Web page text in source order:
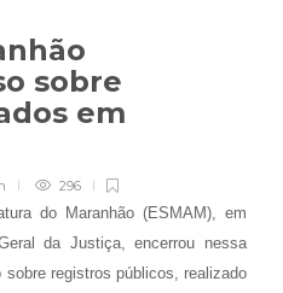
sobre
em
296
do Maranhão (ESMAM), em
da Justiça, encerrou nessa
registros públicos, realizado